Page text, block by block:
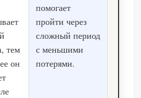
тем
он
помогает
пройти через
сложный период
с меньшими
потерями.